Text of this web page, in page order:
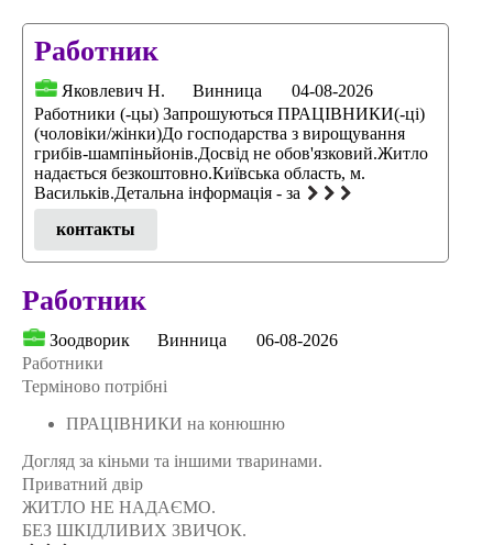
Работник
Яковлевич Н. Винница
04-08-2026
Работники (-цы) Запрошуються ПРАЦІВНИКИ(-ці)
(чоловіки/жінки)До господарства з вирощування
грибів-шампіньйонів.Досвід не обов'язковий.Житло
надається безкоштовно.Київська область, м.
Васильків.Детальна інформація - за
контакты
Работник
Зоодворик Винница
06-08-2026
Работники
Терміново потрібні
ПРАЦІВНИКИ на конюшню
Догляд за кіньми та іншими тваринами.
Приватний двір
ЖИТЛО НЕ НАДАЄМО.
БЕЗ ШКІДЛИВИХ ЗВИЧОК.